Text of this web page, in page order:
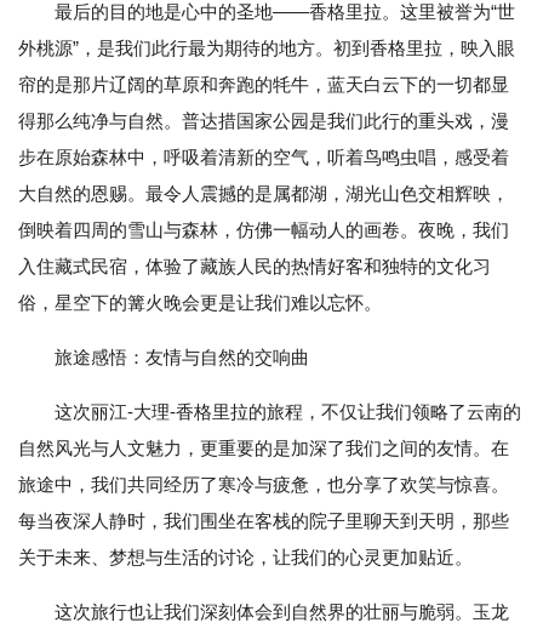
最后的目的地是心中的圣地——香格里拉。这里被誉为“世
外桃源”，是我们此行最为期待的地方。初到香格里拉，映入眼
帘的是那片辽阔的草原和奔跑的牦牛，蓝天白云下的一切都显
得那么纯净与自然。普达措国家公园是我们此行的重头戏，漫
步在原始森林中，呼吸着清新的空气，听着鸟鸣虫唱，感受着
大自然的恩赐。最令人震撼的是属都湖，湖光山色交相辉映，
倒映着四周的雪山与森林，仿佛一幅动人的画卷。夜晚，我们
入住藏式民宿，体验了藏族人民的热情好客和独特的文化习
俗，星空下的篝火晚会更是让我们难以忘怀。
旅途感悟：友情与自然的交响曲
这次丽江-大理-香格里拉的旅程，不仅让我们领略了云南的
自然风光与人文魅力，更重要的是加深了我们之间的友情。在
旅途中，我们共同经历了寒冷与疲惫，也分享了欢笑与惊喜。
每当夜深人静时，我们围坐在客栈的院子里聊天到天明，那些
关于未来、梦想与生活的讨论，让我们的心灵更加贴近。
这次旅行也让我们深刻体会到自然界的壮丽与脆弱。玉龙